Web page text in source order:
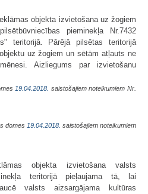
objekta izvietošana uz žogiem
pieminekļa Nr.7432
teritorijā. Pārējā pilsētas teritorijā
uz žogiem un sētām atļauts ne
Aizliegums par izvietošanu
19.04.2018. saistošajiem noteikumiem Nr.
domes 19.04.2018. saistošajiem noteikumiem
objekta izvietošana valsts
teritorijā pieļaujama tā, lai
valsts aizsargājama kultūras